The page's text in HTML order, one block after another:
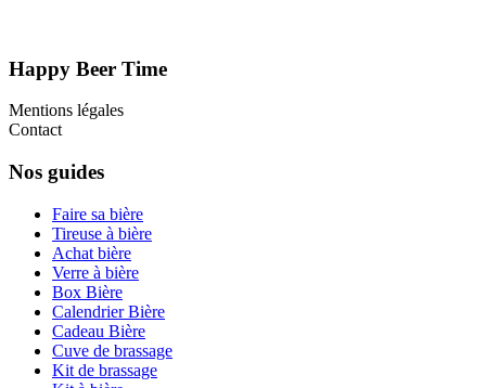
Happy Beer Time
Mentions légales
Contact
Nos guides
Faire sa bière
Tireuse à bière
Achat bière
Verre à bière
Box Bière
Calendrier Bière
Cadeau Bière
Cuve de brassage
Kit de brassage